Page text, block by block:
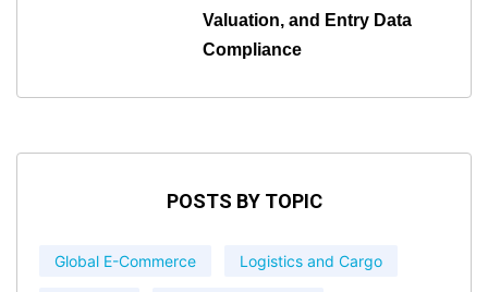
Valuation, and Entry Data
Compliance
POSTS BY TOPIC
Global E-Commerce Logistics and Cargo